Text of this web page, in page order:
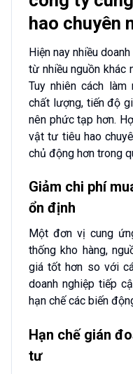
hao chuyên
Hiện nay nhiều
từ nhiều nguồn khác
Tuy nhiên cách
chất lượng, tiến độ
nên phức tạp hơn.
vật tư tiêu hao
chủ động hơn trong
Giảm chi phí
ổn định
Một đơn vị cung
thống kho hàng,
giá tốt hơn so với
doanh nghiệp tiếp
hạn chế các biến
Hạn chế gián
tư